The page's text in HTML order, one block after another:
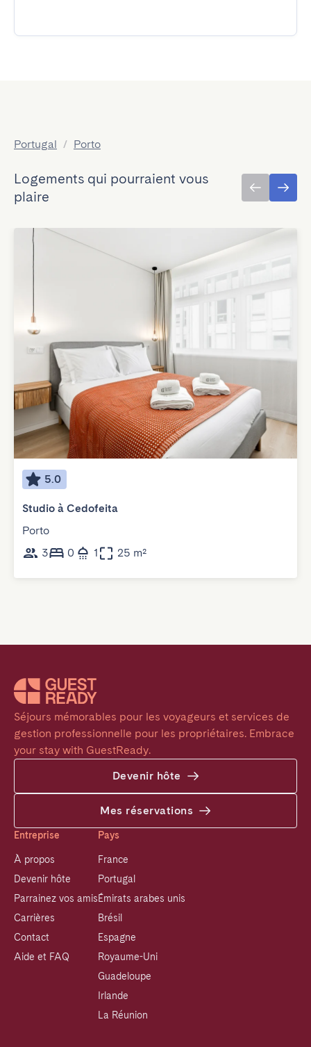
Portugal / Porto
Logements qui pourraient vous
plaire
5.0
Studio à Cedofeita
Porto
3
0 1 25 m²
Séjours mémorables pour les voyageurs et services de
gestion professionnelle pour les propriétaires. Embrace
your stay with GuestReady.
Devenir hôte
Mes réservations
Entreprise
À propos
Devenir hôte
Parrainez vos amis
Carrières
Contact
Aide et FAQ
Pays
France
Portugal
Émirats arabes unis
Brésil
Espagne
Royaume-Uni
Guadeloupe
Irlande
La Réunion